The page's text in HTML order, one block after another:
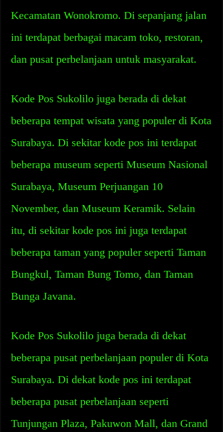
Kecamatan Wonokromo. Di sepanjang jalan
ini terdapat berbagai macam toko, restoran,
dan pusat perbelanjaan untuk masyarakat.
Kode Pos Sukolilo juga berada di dekat
beberapa tempat wisata yang populer di Kota
Surabaya. Di sekitar kode pos ini terdapat
beberapa museum seperti Museum Nasional
Surabaya, Museum Perjuangan 10
November, dan Museum Keramik. Selain
itu, di sekitar kode pos ini juga terdapat
beberapa taman yang populer seperti Taman
Bungkul, Taman Bung Tomo, dan Taman
Bunga Javana.
Kode Pos Sukolilo juga berada di dekat
beberapa pusat perbelanjaan populer di Kota
Surabaya. Di dekat kode pos ini terdapat
beberapa pusat perbelanjaan seperti
Tunjungan Plaza, Pakuwon Mall, dan Grand